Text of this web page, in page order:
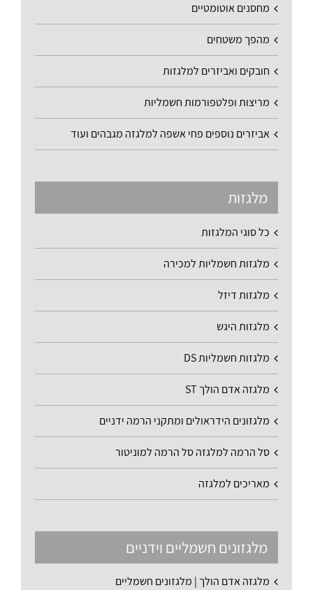
מחסנים אוטומטיים
מהפך משטחים
חובקים ואביזרים למלגזות
מריצות ופלטפורמות חשמליות
אביזרים נוספים פחי אשפה למלגזה מגבהים ועוד
מלגזות
כל סוגי המלגזות
מלגזות חשמליות למכירה
מלגזות דיזל
מלגזות היגש
מלגזות חשמליות DS
מלגזה אדם הולך ST
מלגזונים הידראולים ומתקני הרמה ידניים
סל הרמה למלגזה סל הרמה למוניטור
מאריכים למלגזה
מלגזונים חשמליים וידניים
מלגזה אדם הולך | מלגזונים חשמליים